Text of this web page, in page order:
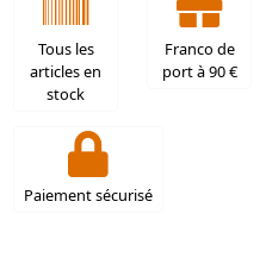
Tous les
articles en
stock
Franco de
port à 90 €
Paiement sécurisé